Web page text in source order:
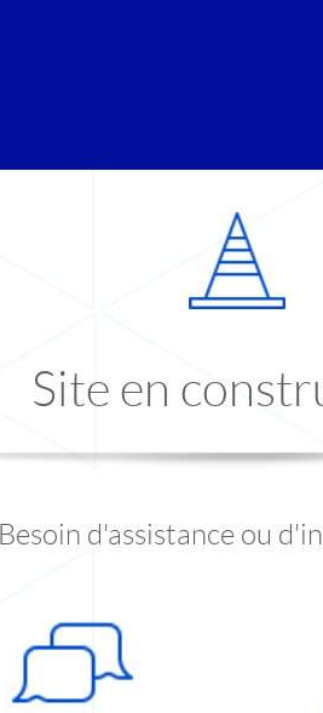
Site en
Besoin d'assistance ou